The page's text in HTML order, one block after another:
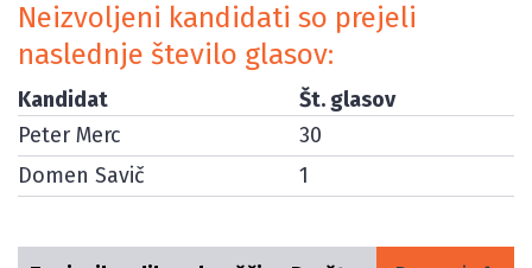
Neizvoljeni kandidati so prejeli
naslednje število glasov:
Kandidat
Št. glasov
Peter Merc
30
Domen Savič
1